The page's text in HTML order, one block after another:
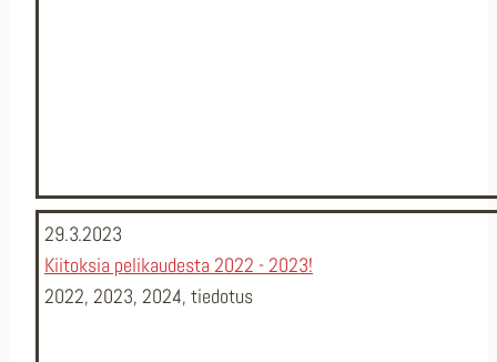
29.3.2023
Kiitoksia pelikaudesta 2022 - 2023!
2022, 2023, 2024, tiedotus